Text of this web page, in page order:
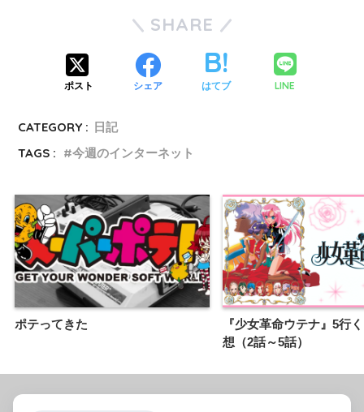
SHARE
ポスト シェア はてブ LINE
CATEGORY : 日記
TAGS :
今週のインターネット
ポテってきた
『少女革命ウテナ』5行
想（2話～5話）